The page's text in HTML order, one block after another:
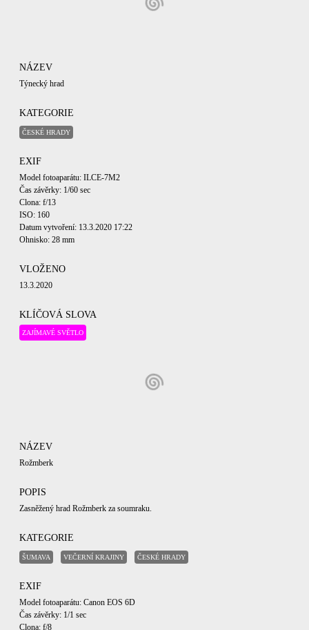
NÁZEV
Týnecký hrad
KATEGORIE
ČESKÉ HRADY
EXIF
Model fotoaparátu: ILCE-7M2
Čas závěrky: 1/60 sec
Clona: f/13
ISO: 160
Datum vytvoření: 13.3.2020 17:22
Ohnisko: 28 mm
VLOŽENO
13.3.2020
KLÍČOVÁ SLOVA
ZAJÍMAVÉ SVĚTLO
NÁZEV
Rožmberk
POPIS
Zasněžený hrad Rožmberk za soumraku.
KATEGORIE
ŠUMAVA VEČERNÍ KRAJINY ČESKÉ HRADY
EXIF
Model fotoaparátu: Canon EOS 6D
Čas závěrky: 1/1 sec
Clona: f/8